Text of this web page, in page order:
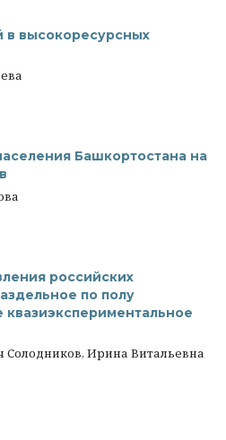
в высокоресурсных
Башкортостана на
российских
по полу
квазиэкспериментальное
Ирина Витальевна